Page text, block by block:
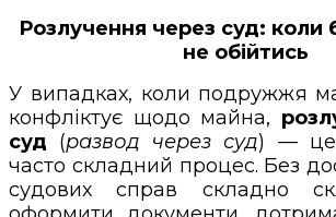
Розлучення через суд: коли
не обійтись
У випадках, коли подружжя
конфліктує щодо майна,
суд (развод через суд) — це
часто складний процес. Без
судових справ складно